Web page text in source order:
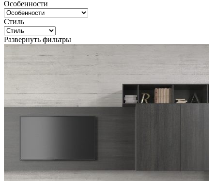
Особенности
Стиль
Развернуть фильтры